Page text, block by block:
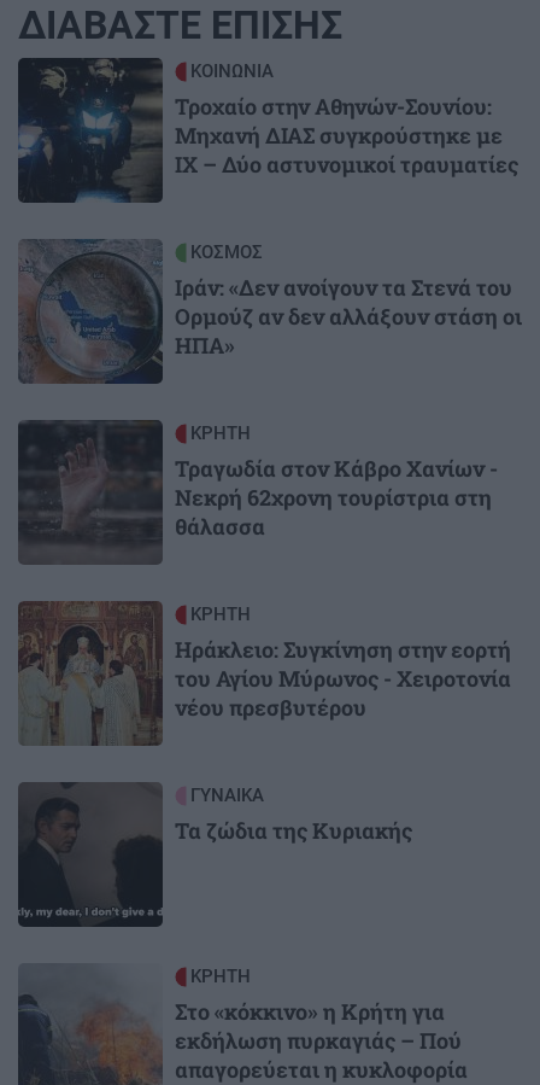
ΔΙΑΒΑΣΤΕ ΕΠΙΣΗΣ
Image ΚΟΙΝΩΝΙΑ
Τροχαίο στην Αθηνών-Σουνίου:
Μηχανή ΔΙΑΣ συγκρούστηκε με
ΙΧ – Δύο αστυνομικοί τραυματίες
Image ΚΟΣΜΟΣ
Ιράν: «Δεν ανοίγουν τα Στενά του
Ορμούζ αν δεν αλλάξουν στάση οι
ΗΠΑ»
ΚΡΗΤΗ
Τραγωδία στον Κάβρο Χανίων -
Νεκρή 62χρονη τουρίστρια στη
θάλασσα
Image ΚΡΗΤΗ
Ηράκλειο: Συγκίνηση στην εορτή
του Αγίου Μύρωνος - Χειροτονία
νέου πρεσβυτέρου
Image ΓΥΝΑΙΚΑ
Τα ζώδια της Κυριακής
ΚΡΗΤΗ
Στο «κόκκινο» η Κρήτη για
εκδήλωση πυρκαγιάς – Πού
απαγορεύεται η κυκλοφορία